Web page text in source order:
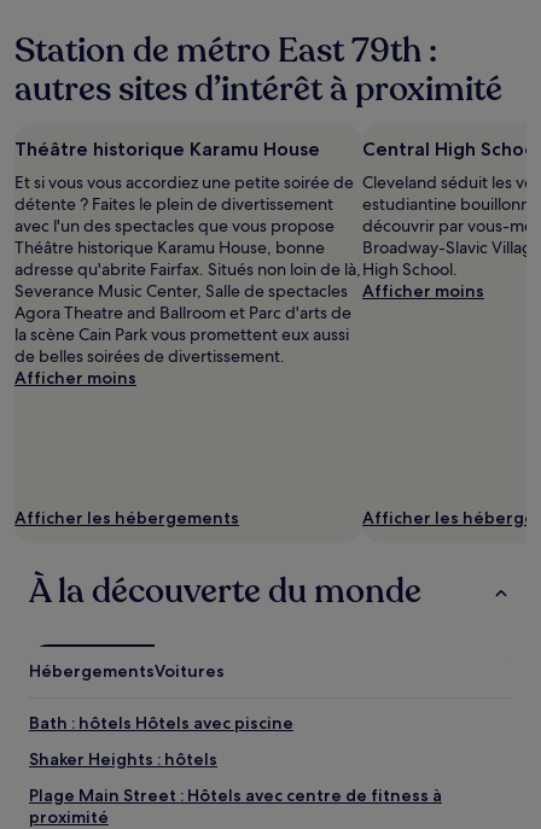
Station de métro East 79th :
autres sites d’intérêt à proximité
Théâtre historique Karamu House
Et si vous vous accordiez une petite soirée de
détente ? Faites le plein de divertissement
avec l'un des spectacles que vous propose
Théâtre historique Karamu House, bonne
adresse qu'abrite Fairfax. Situés non loin de là,
Severance Music Center, Salle de spectacles
Agora Theatre and Ballroom et Parc d'arts de
la scène Cain Park vous promettent eux aussi
de belles soirées de divertissement.
Afficher moins
Afficher les hébergements
Central High School
Cleveland séduit les
estudiantine
découvrir par vous-
Broadway-Slavic
High School.
Afficher moins
Afficher les
À la découverte du monde
HébergementsVoitures
Bath : hôtels Hôtels avec piscine
Shaker Heights : hôtels
Plage Main Street : Hôtels avec centre de fitness à
proximité